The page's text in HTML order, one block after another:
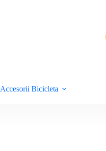
Accesorii Bicicleta